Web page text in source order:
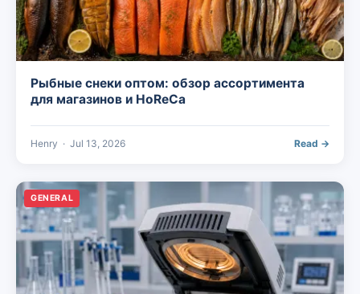
Рыбные снеки оптом: обзор ассортимента
для магазинов и HoReCa
Henry · Jul 13, 2026 Read →
GENERAL